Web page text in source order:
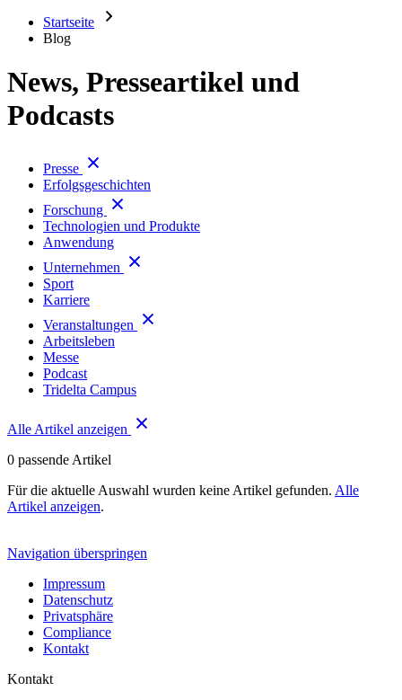
Startseite
Blog
News, Presseartikel und
Podcasts
Presse
Erfolgsgeschichten
Forschung
Technologien und Produkte
Anwendung
Unternehmen
Sport
Karriere
Veranstaltungen
Arbeitsleben
Messe
Podcast
Tridelta Campus
Alle Artikel anzeigen
0 passende Artikel
Für die aktuelle Auswahl wurden keine Artikel gefunden. Alle
Artikel anzeigen.
Navigation überspringen
Impressum
Datenschutz
Privatsphäre
Compliance
Kontakt
Kontakt